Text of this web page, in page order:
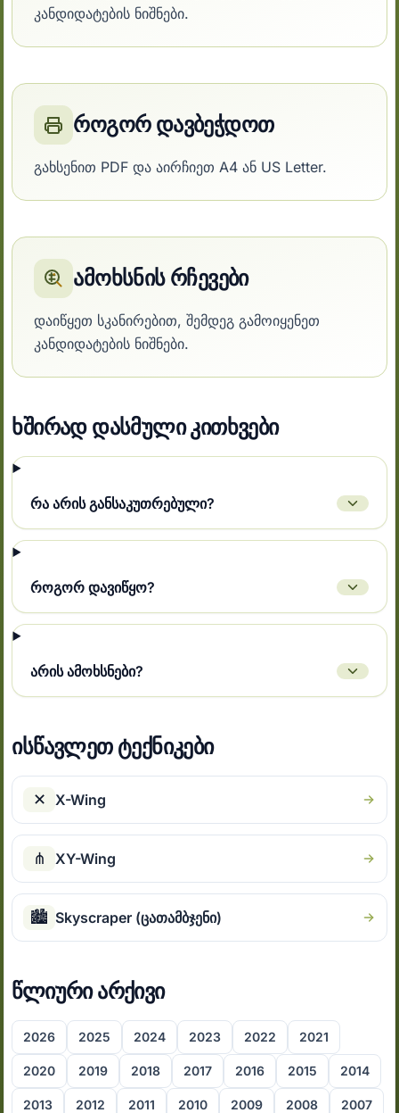
კანდიდატების ნიშნები.
როგორ დავბეჭდოთ
გახსენით PDF და აირჩიეთ A4 ან US Letter.
ამოხსნის რჩევები
დაიწყეთ სკანირებით, შემდეგ გამოიყენეთ
კანდიდატების ნიშნები.
ხშირად დასმული კითხვები
რა არის განსაკუთრებული?
როგორ დავიწყო?
არის ამოხსნები?
ისწავლეთ ტექნიკები
✕ X-Wing
⋔ XY-Wing
🏙 Skyscraper (ცათამბჯენი)
წლიური არქივი
2026 2025 2024 2023 2022 2021
2020 2019 2018 2017 2016 2015 2014
2013 2012 2011 2010 2009 2008 2007